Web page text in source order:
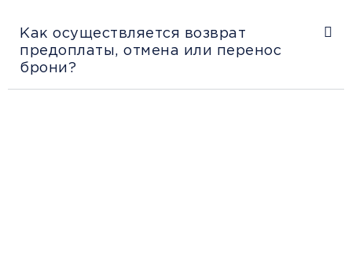
Как осуществляется возврат
предоплаты, отмена или перенос
брони?